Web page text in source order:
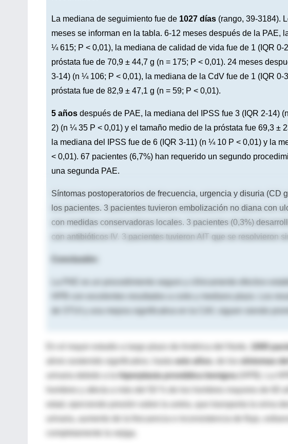
La mediana de seguimiento fue de 1027 días (rango, 39-3184).
meses se informan en la tabla. 6-12 meses después de la PAE,
¼ 615; P < 0,01), la mediana de calidad de vida fue de 1 (IQR
próstata fue de 70,9 ± 44,7 g (n = 175; P < 0,01). 24 meses
3-14) (n ¼ 106; P < 0,01), la mediana de la CdV fue de 1 (IQR
próstata fue de 82,9 ± 47,1 g (n = 59; P < 0,01).
5 años después de PAE, la mediana del IPSS fue 3 (IQR 2-14)
2) (n ¼ 35 P < 0,01) y el tamaño medio de la próstata fue 69,3 ±
la mediana del IPSS fue de 6 (IQR 3-11) (n ¼ 10 P < 0,01) y la
< 0,01). 67 pacientes (6,7%) han requerido un segundo
una segunda PAE.
Síntomas postoperatorios de frecuencia, urgencia y disuria (CD
los pacientes. 3 pacientes tuvieron embolización no diana con
con medidas conservadoras locales. 3 pacientes (0,3%)
con antibióticos IV. 3 pacientes tuvieron AIT que se resolvieron
Conclusión:
La PAE es un procedimiento seguro y clínicamente efectivo
HPB con excelentes resultados a corto y mediano plazo. Los
de STUI y una mejora significativa en la CdV, siguen siendo
En el mayor estudio a largo plazo de América del Norte, 1000
alivio sostenido significativo, hasta
seis años síntomas
hiperplasia prostática benigna
(HPB). La
hombres y afecta a más del 50 % de los hombres mayores de 60
edad, ejerciendo presión sobre la uretra, que transporta la orina
urinaria, aumento de la frecuencia e inconsistencia de flujo,
completamente la vejiga.